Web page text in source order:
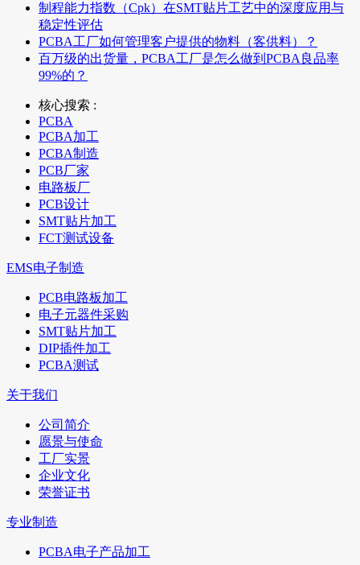
制程能力指数（Cpk）在SMT贴片工艺中的深度应用与
稳定性评估
PCBA工厂如何管理客户提供的物料（客供料）？
百万级的出货量，PCBA工厂是怎么做到PCBA良品率
99%的？
核心搜索 :
PCBA
PCBA加工
PCBA制造
PCB厂家
电路板厂
PCB设计
SMT贴片加工
FCT测试设备
EMS电子制造
PCB电路板加工
电子元器件采购
SMT贴片加工
DIP插件加工
PCBA测试
关于我们
公司简介
愿景与使命
工厂实景
企业文化
荣誉证书
专业制造
PCBA电子产品加工